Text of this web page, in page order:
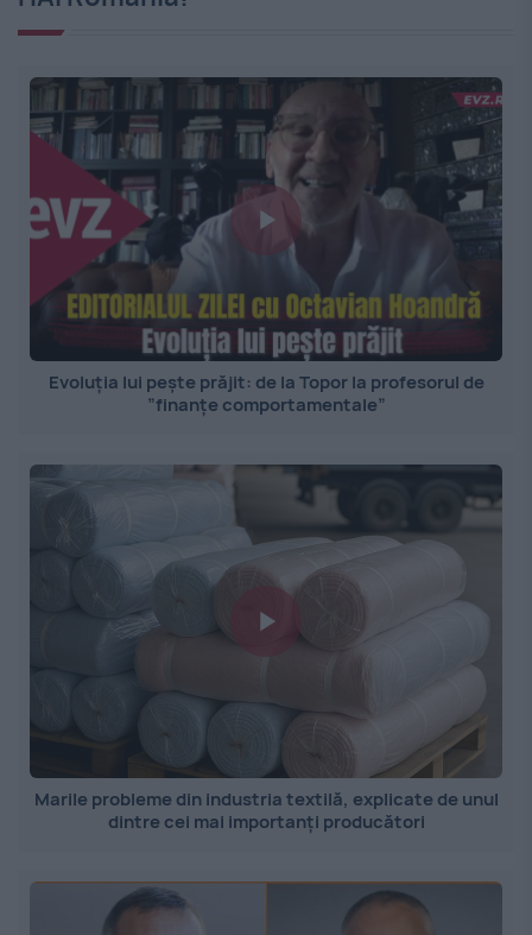
Evoluția lui pește prăjit: de la Topor la profesorul de
”finanțe comportamentale”
Marile probleme din industria textilă, explicate de unul
dintre cei mai importanți producători